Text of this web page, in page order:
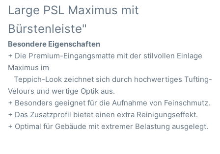
Large PSL Maximus mit
Bürstenleiste"
Besondere Eigenschaften
+ Die Premium-Eingangsmatte mit der stilvollen Einlage
Maximus im
Teppich-Look zeichnet sich durch hochwertiges Tufting-
Velours und wertige Optik aus.
+ Besonders geeignet für die Aufnahme von Feinschmutz.
+ Das Zusatzprofil bietet einen extra Reinigungseffekt.
+ Optimal für Gebäude mit extremer Belastung ausgelegt.